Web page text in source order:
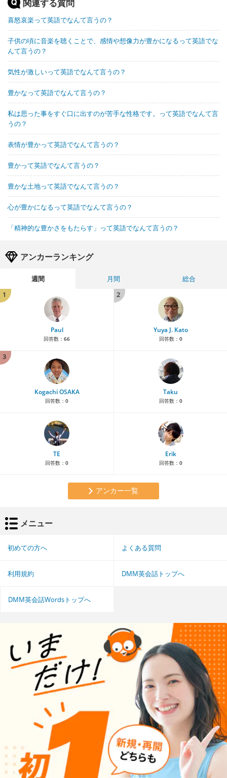
関連する質問
喜怒哀楽って英語でなんて言うの？
子供の頃に音楽を聴くことで、感情や想像力が豊かになるって英語でな
んて言うの？
気性が激しいって英語でなんて言うの？
豊かなって英語でなんて言うの？
私は思った事をすぐ口に出すのが苦手な性格です。って英語でなんて言
うの？
表情が豊かって英語でなんて言うの？
豊かって英語でなんて言うの？
豊かな土地って英語でなんて言うの？
心が豊かになるって英語でなんて言うの？
「精神的な豊かさをもたらす」って英語でなんて言うの？
アンカーランキング
週間 月間
総合
1
Paul
回答数： 66
2
Yuya J. Kato
回答数： 0
3
Kogachi OSAKA
回答数： 0
Taku
回答数： 0
TE
回答数： 0
Erik
回答数： 0
アンカー一覧
メニュー
初めての方へ よくある質問
利用規約 DMM英会話トップへ
DMM英会話Wordsトップへ